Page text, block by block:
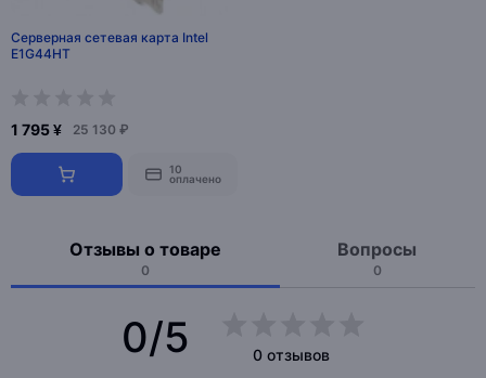
Серверная сетевая карта Intel
E1G44HT
1 795 ¥ 25 130 ₽
10
оплачено
Отзывы о товаре
0
Вопросы
0
0/5
0 отзывов